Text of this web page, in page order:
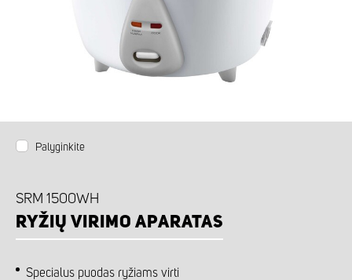
Palyginkite
SRM 1500WH
RYŽIŲ VIRIMO APARATAS
Specialus puodas ryžiams virti